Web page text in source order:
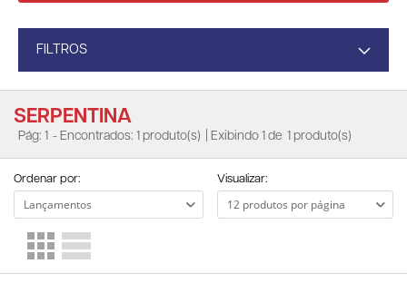
FILTROS
SERPENTINA
Pág: 1 - Encontrados: 1 produto(s) | Exibindo 1 de 1 produto(s)
Ordenar por: Visualizar: